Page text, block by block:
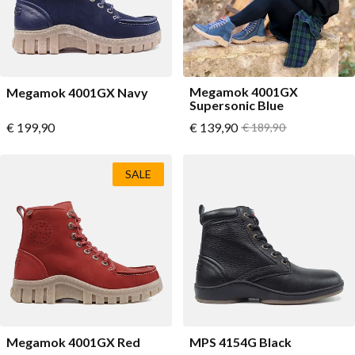
Megamok 4001GX Navy
Vanaf
€ 199,90
Megamok 4001GX
Supersonic Blue
Vanaf
€ 139,90 Normale prijs
€ 189,90
Megamok 4001GX Red
SALE
MPS 4154G Black